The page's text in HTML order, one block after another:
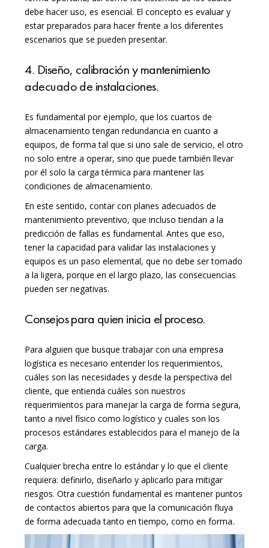
debe hacer uso, es esencial. El concepto es evaluar y
estar preparados para hacer frente a los diferentes
escenarios que se pueden presentar.
4. Diseño, calibración y mantenimiento
adecuado de instalaciones.
Es fundamental por ejemplo, que los cuartos de
almacenamiento tengan redundancia en cuanto a
equipos, de forma tal que si uno sale de servicio, el otro
no solo entre a operar, sino que puede también llevar
por él solo la carga térmica para mantener las
condiciones de almacenamiento.
En este sentido, contar con planes adecuados de
mantenimiento preventivo, que incluso tiendan a la
predicción de fallas es fundamental. Antes que eso,
tener la capacidad para validar las instalaciones y
equipos es un paso elemental, que no debe ser tomado
a la ligera, porque en el largo plazo, las consecuencias
pueden ser negativas.
Consejos para quien inicia el proceso.
Para alguien que busque trabajar con una empresa
logística es necesario entender los requerimientos,
cuáles son las necesidades y desde la perspectiva del
cliente, que entienda cuáles son nuestros
requerimientos para manejar la carga de forma segura,
tanto a nivel físico como logístico y cuales son los
procesos estándares establecidos para el manejo de la
carga.
Cualquier brecha entre lo estándar y lo que el cliente
requiera: definirlo, diseñarlo y aplicarlo para mitigar
riesgos. Otra cuestión fundamental es mantener puntos
de contactos abiertos para que la comunicación fluya
de forma adecuada tanto en tiempo, como en forma.